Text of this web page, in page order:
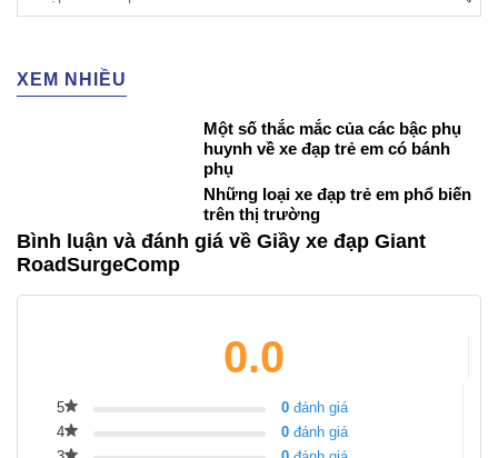
XEM NHIỀU
Một số thắc mắc của các bậc phụ
huynh về xe đạp trẻ em có bánh
phụ
Những loại xe đạp trẻ em phổ biến
trên thị trường
Bình luận và đánh giá về Giầy xe đạp Giant
RoadSurgeComp
0.0
5 0 đánh giá
4
0 đánh giá